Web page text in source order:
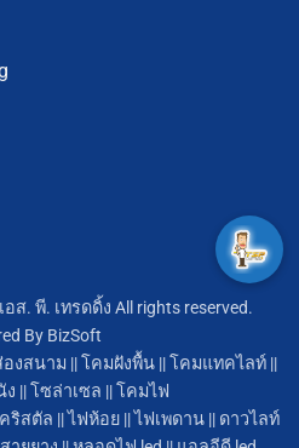
ส. พี. เทรดดิ้ง All rights reserved.
By BizSoft
งสนาม ||โคมฝังพื้น||โคมแทคไลท์||
ง ||โซล่าเซล ||โคมไฟ
คริสตัล ||ไฟห้อย ||ไฟเพดาน || ดาวไลท์